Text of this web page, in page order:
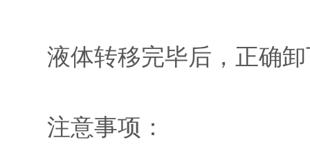
液体转移完毕后，正确卸
注意事项：